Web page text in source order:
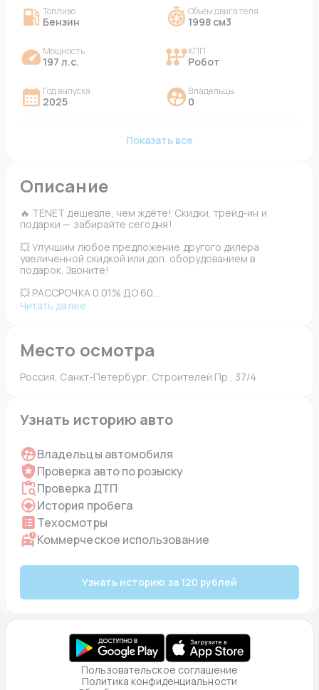
Топливо
Бензин
Объем двигателя
1998 см3
Мощность
197 л.с.
КПП
Робот
Год выпуска
2025
Владельцы
0
Показать все
Описание
🔥 TENET дешевле, чем ждёте! Скидки, трейд-ин и
подарки — забирайте сегодня!
💥 Улучшим любое предложение другого дилера
увеличенной скидкой или доп. оборудованием в
подарок. Звоните!
💥 РАССРОЧКА 0.01% ДО 60...
Читать далее
Место осмотра
Россия, Санкт-Петербург, Строителей Пр., 37/4
Узнать историю авто
Владельцы автомобиля
Проверка авто по розыску
Проверка ДТП
История пробега
Техосмотры
Коммерческое использование
Узнать историю за 120 рублей
Пользовательское соглашение
Политика конфиденциальности